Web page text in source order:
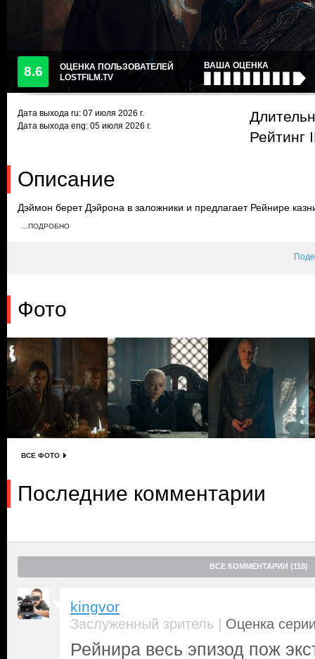
8.6
ОЦЕНКА ПОЛЬЗОВАТЕЛЕЙ
LOSTFILM.TV
ВАША ОЦЕНКА
Дата выхода ru: 07 июля 2026 г.
Дата выхода eng: 05 июля 2026 г.
Рейтинг
Описание
Дэймон берет Дэйрона в заложники и предлагает Рейнире
мертвым, чтобы добиться помазания. Узнав о том, что
…ПОДРОБНО
Фото
ВСЕ ФОТО
Последние комментарии
ВСЕ КОММЕНТАРИИ (118)
kingvor
Заслуженный зритель | Оценка
Рейнира весь эпизод пож